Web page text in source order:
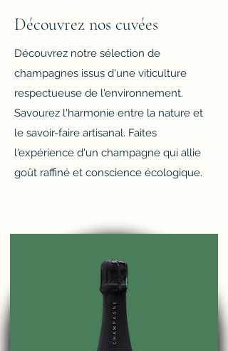
Découvrez nos cuvées
Découvrez notre sélection de
champagnes issus d'une viticulture
respectueuse de l'environnement.
Savourez l'harmonie entre la nature et
le savoir-faire artisanal. Faites
l'expérience d'un champagne qui allie
goût raffiné et conscience écologique.